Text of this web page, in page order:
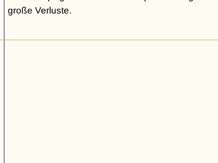
große Verluste.